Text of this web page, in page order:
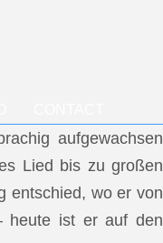
aufgewachsen
Lied bis zu großen
entschied, wo er von
heute ist er auf den